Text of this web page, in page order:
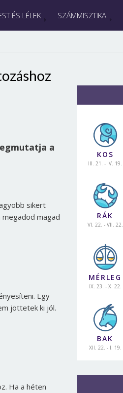
ÉS LÉLEK SZÁMMISZTIKA
a
sikert
magad
Egy
jöttetek ki jól.
Ha a héten
KOS
III. 21. - IV. 19.
RÁK
VI. 22. - VII. 22.
MÉRLEG
IX. 23. - X. 22.
BAK
XII. 22. - I. 19.